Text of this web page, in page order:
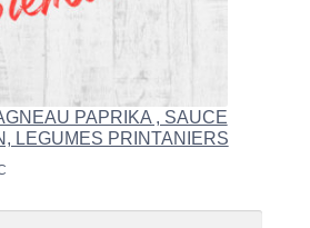
PAPRIKA , SAUCE
LEGUMES PRINTANIERS